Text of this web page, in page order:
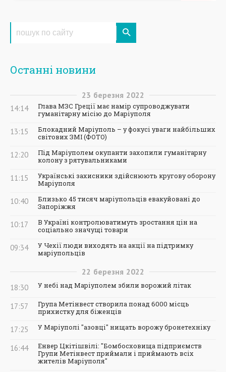
Останні новини
23 березня 2022
14:14
Глава МЗС Греції має намір супроводжувати
гуманітарну місію до Маріуполя
13:15
Блокадний Маріуполь – у фокусі уваги найбільших
світових ЗМІ (ФОТО)
12:20
Під Маріуполем окупанти захопили гуманітарну
колону з рятувальниками
11:15
Українські захисники здійснюють кругову оборону
Маріуполя
10:40
Близько 45 тисяч маріупольців евакуйовані до
Запоріжжя
10:17
В Україні контролюватимуть зростання цін на
соціально значущі товари
09:34
У Чехії люди виходять на акції на підтримку
маріупольців
22 березня 2022
18:30 У небі над Маріуполем збили ворожий літак
17:57
Група Метінвест створила понад 6000 місць
прихистку для біженців
17:25 У Маріуполі "азовці" нищать ворожу бронетехніку
16:44
Енвер Цкітішвілі: "Бомбосховища підприємств
Групи Метінвест приймали і приймають всіх
жителів Маріуполя"